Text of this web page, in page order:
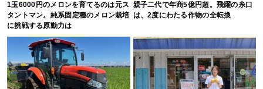
1玉6000円のメロンを育てるのは元ス
タントマン。純系固定種のメロン栽培
に挑戦する原動力は
親子二代で年商5億円超。飛躍の糸口
は、2度にわたる作物の全転換